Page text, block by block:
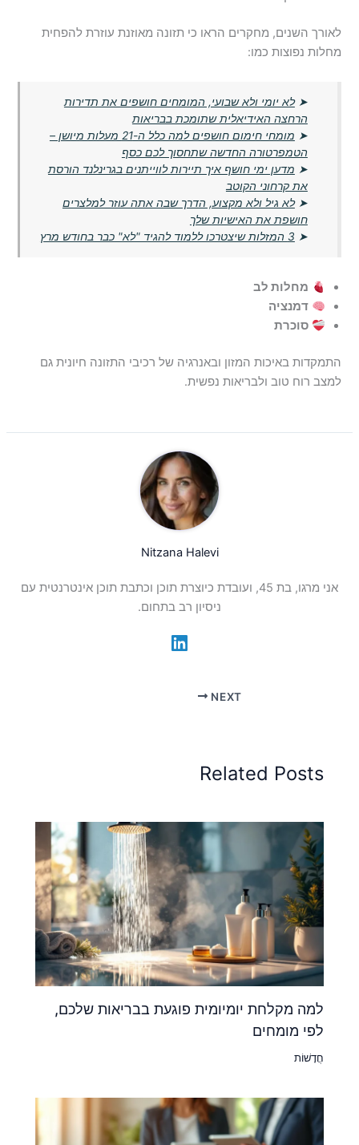
לאורך השנים, מחקרים הראו כי תזונה מאוזנת עוזרת להפחית
מחלות נפוצות כמו:
➤לא יומי ולא שבועי, המומחים חושפים את תדירות
הרחצה האידיאלית שתומכת בבריאות
➤
מומחי חימום חושפים למה כלל ה-21 מעלות מיושן –
הטמפרטורה החדשה שתחסוך לכם כסף
➤ מדען ימי חושף איך תיירות לווייתנים בגרינלנד הורסת
את קרחוני הקוטב
➤לא גיל ולא מקצוע, הדרך שבה אתה עוזר למלצרים
חושפת את האישיות שלך
➤ 3 המזלות שיצטרכו ללמוד להגיד "לא" כבר בחודש מרץ
מחלות לב
דמנציה
סוכרת
התמקדות באיכות המזון ובאנרגיה של רכיבי התזונה חיונית גם
למצב רוח טוב ולבריאות נפשית.
Nitzana Halevi
אני מרגו, בת 45, ועובדת כיוצרת תוכן וכתבת תוכן אינטרנטית עם
ניסיון רב בתחום.
NEXT
Related Posts
למה מקלחת יומיומית פוגעת בבריאות שלכם,
לפי מומחים
חֲדָשׁוֹת